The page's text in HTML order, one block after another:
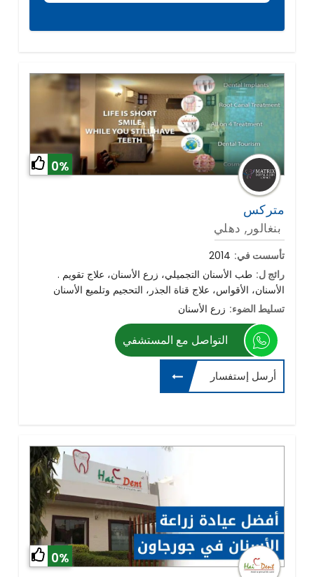
0%
متركس
بنغالور, دهلي
تأسست في: 2014
رائج ل:
. طب الأسنان التجميلي، زرع الأسنان، علاج تقويم
الأسنان، الأقواس، علاج قناة الجذر، التحجيم وتلميع الأسنان
تسليط الضوء: زرع الأسنان
التواصل مع المستشفي
أرسل إستفسار
0%